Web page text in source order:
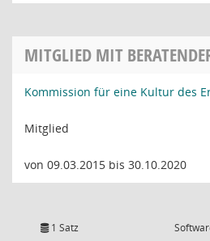
MITGLIED MIT
Kommission für eine Kultur des
Mitglied
von 09.03.2015 bis 30.10.2020
1 Satz